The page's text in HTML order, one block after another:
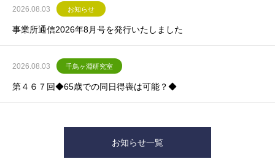
2026.08.03 お知らせ
事業所通信2026年8月号を発行いたしました
2026.08.03 千鳥ヶ淵研究室
第４６７回◆65歳での同日得喪は可能？◆
お知らせ一覧